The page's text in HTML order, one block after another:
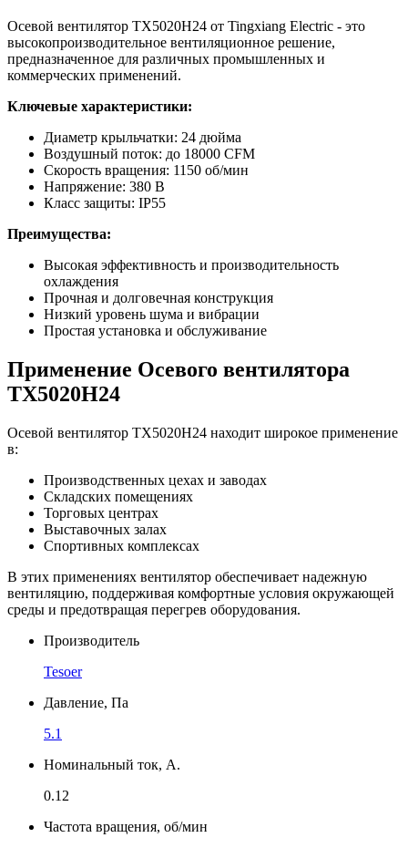
Осевой вентилятор TX5020H24 от Tingxiang Electric - это
высокопроизводительное вентиляционное решение,
предназначенное для различных промышленных и
коммерческих применений.
Ключевые характеристики:
Диаметр крыльчатки: 24 дюйма
Воздушный поток: до 18000 CFM
Скорость вращения: 1150 об/мин
Напряжение: 380 В
Класс защиты: IP55
Преимущества:
Высокая эффективность и производительность
охлаждения
Прочная и долговечная конструкция
Низкий уровень шума и вибрации
Простая установка и обслуживание
Применение Осевого вентилятора
TX5020H24
Осевой вентилятор TX5020H24 находит широкое применение
в:
Производственных цехах и заводах
Складских помещениях
Торговых центрах
Выставочных залах
Спортивных комплексах
В этих применениях вентилятор обеспечивает надежную
вентиляцию, поддерживая комфортные условия окружающей
среды и предотвращая перегрев оборудования.
Производитель
Tesoer
Давление, Па
5.1
Номинальный ток, А.
0.12
Частота вращения, об/мин